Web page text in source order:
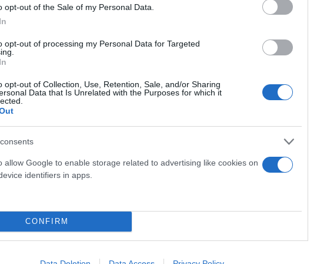
opt-out of the Sale of my Personal Data.
opt-out of processing my Personal Data for Targeted
opt-out of Collection, Use, Retention, Sale, and/or Sharing
Data that Is Unrelated with the Purposes for which it
allow Google to enable storage related to advertising like cookies on
identifiers in apps.
CONFIRM
της Συνόδου της MED9, καθώς βρίσκεται σε εξέλιξη η
και το άσυλο. Ο Κυριάκος Μητσοτάκης έχει
συνεκτικής μεταναστευτικής πολιτικής είναι η φύλαξη
Η φύλαξη των συνόρων αποτελεί πρώτο μέλημα της
υπογραμμίζοντας εκ νέου την ανάγκη να στηριχτούν
κατά την οποία αυξάνονται οι ροές.